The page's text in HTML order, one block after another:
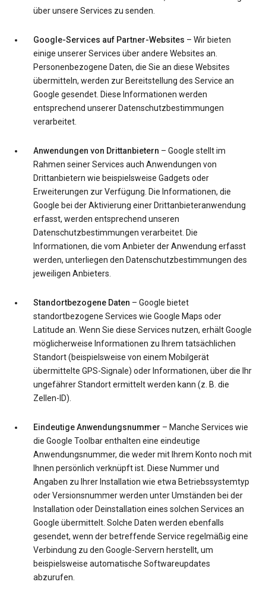
über unsere Services zu senden.
Google-Services auf Partner-Websites – Wir bieten
einige unserer Services über andere Websites an.
Personenbezogene Daten, die Sie an diese Websites
übermitteln, werden zur Bereitstellung des Service an
Google gesendet. Diese Informationen werden
entsprechend unserer Datenschutzbestimmungen
verarbeitet.
Anwendungen von Drittanbietern – Google stellt im
Rahmen seiner Services auch Anwendungen von
Drittanbietern wie beispielsweise Gadgets oder
Erweiterungen zur Verfügung. Die Informationen, die
Google bei der Aktivierung einer Drittanbieteranwendung
erfasst, werden entsprechend unseren
Datenschutzbestimmungen verarbeitet. Die
Informationen, die vom Anbieter der Anwendung erfasst
werden, unterliegen den Datenschutzbestimmungen des
jeweiligen Anbieters.
Standortbezogene Daten – Google bietet
standortbezogene Services wie Google Maps oder
Latitude an. Wenn Sie diese Services nutzen, erhält Google
möglicherweise Informationen zu Ihrem tatsächlichen
Standort (beispielsweise von einem Mobilgerät
übermittelte GPS-Signale) oder Informationen, über die Ihr
ungefährer Standort ermittelt werden kann (z. B. die
Zellen-ID).
Eindeutige Anwendungsnummer – Manche Services wie
die Google Toolbar enthalten eine eindeutige
Anwendungsnummer, die weder mit Ihrem Konto noch mit
Ihnen persönlich verknüpft ist. Diese Nummer und
Angaben zu Ihrer Installation wie etwa Betriebssystemtyp
oder Versionsnummer werden unter Umständen bei der
Installation oder Deinstallation eines solchen Services an
Google übermittelt. Solche Daten werden ebenfalls
gesendet, wenn der betreffende Service regelmäßig eine
Verbindung zu den Google-Servern herstellt, um
beispielsweise automatische Softwareupdates
abzurufen.